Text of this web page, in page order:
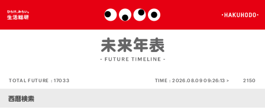
TOTAL FUTURE :17033 TIME :2026.08.09 09:26:14 > 2150
西暦検索